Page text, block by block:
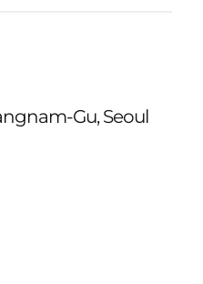
Gu, Seoul